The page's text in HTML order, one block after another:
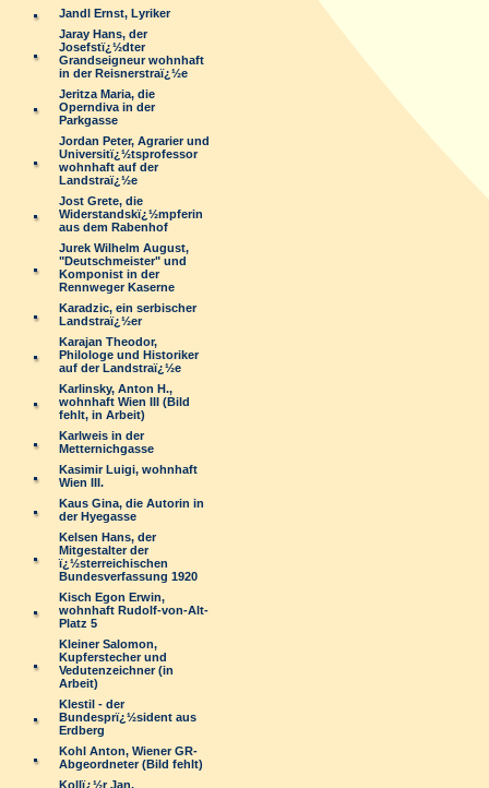
Jandl Ernst, Lyriker
Jaray Hans, der
Josefstï¿½dter
Grandseigneur wohnhaft
in der Reisnerstraï¿½e
Jeritza Maria, die
Operndiva in der
Parkgasse
Jordan Peter, Agrarier und
Universitï¿½tsprofessor
wohnhaft auf der
Landstraï¿½e
Jost Grete, die
Widerstandskï¿½mpferin
aus dem Rabenhof
Jurek Wilhelm August,
"Deutschmeister" und
Komponist in der
Rennweger Kaserne
Karadzic, ein serbischer
Landstraï¿½er
Karajan Theodor,
Philologe und Historiker
auf der Landstraï¿½e
Karlinsky, Anton H.,
wohnhaft Wien III (Bild
fehlt, in Arbeit)
Karlweis in der
Metternichgasse
Kasimir Luigi, wohnhaft
Wien III.
Kaus Gina, die Autorin in
der Hyegasse
Kelsen Hans, der
Mitgestalter der
ï¿½sterreichischen
Bundesverfassung 1920
Kisch Egon Erwin,
wohnhaft Rudolf-von-Alt-
Platz 5
Kleiner Salomon,
Kupferstecher und
Vedutenzeichner (in
Arbeit)
Klestil - der
Bundesprï¿½sident aus
Erdberg
Kohl Anton, Wiener GR-
Abgeordneter (Bild fehlt)
Kollï¿½r Jan,